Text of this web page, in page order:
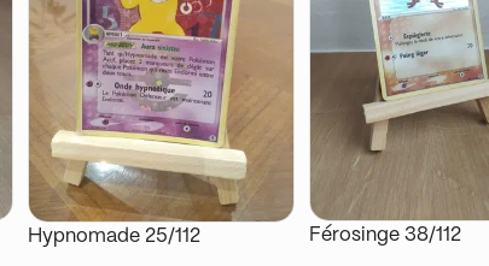
Hypnomade 25/112 Férosinge 38/112